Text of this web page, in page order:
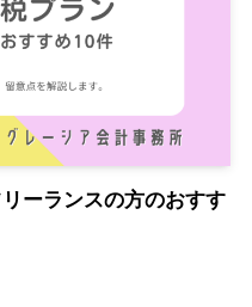
ーランスの方のおすす